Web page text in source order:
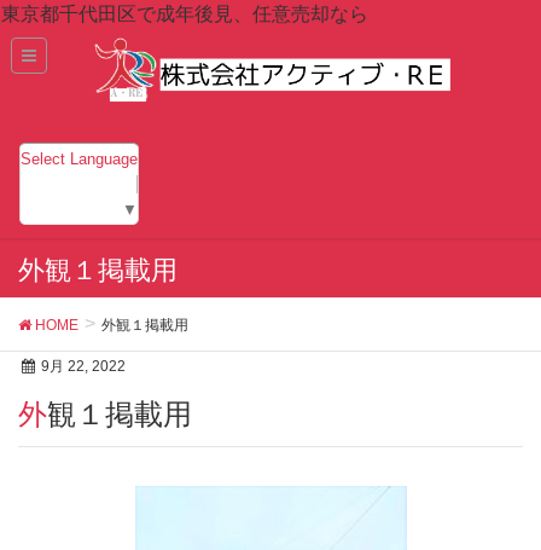
東京都千代田区で成年後見、任意売却なら
Select Language
▼
外観１掲載用
HOME 外観１掲載用
9月 22, 2022
外観１掲載用